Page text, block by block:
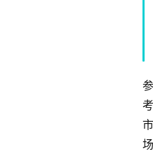
参
考
市
场